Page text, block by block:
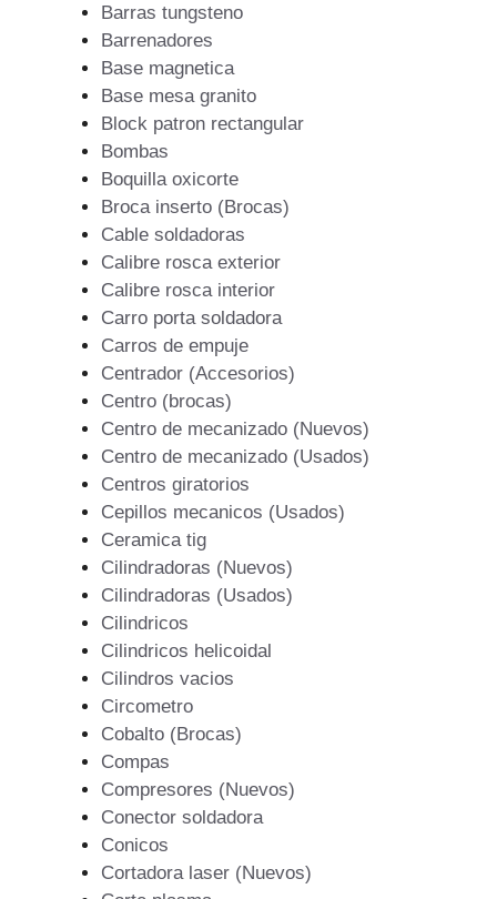
Barras tungsteno
Barrenadores
Base magnetica
Base mesa granito
Block patron rectangular
Bombas
Boquilla oxicorte
Broca inserto (Brocas)
Cable soldadoras
Calibre rosca exterior
Calibre rosca interior
Carro porta soldadora
Carros de empuje
Centrador (Accesorios)
Centro (brocas)
Centro de mecanizado (Nuevos)
Centro de mecanizado (Usados)
Centros giratorios
Cepillos mecanicos (Usados)
Ceramica tig
Cilindradoras (Nuevos)
Cilindradoras (Usados)
Cilindricos
Cilindricos helicoidal
Cilindros vacios
Circometro
Cobalto (Brocas)
Compas
Compresores (Nuevos)
Conector soldadora
Conicos
Cortadora laser (Nuevos)